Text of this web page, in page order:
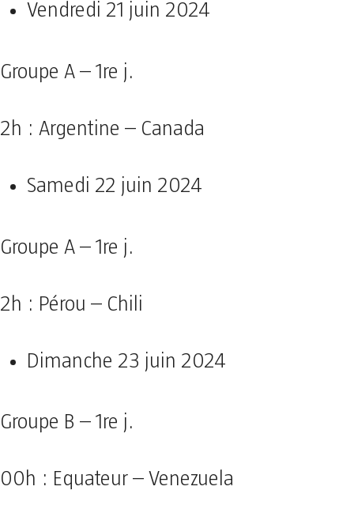
Vendredi 21 juin 2024
Groupe A – 1re j.
2h : Argentine – Canada
Samedi 22 juin 2024
Groupe A – 1re j.
2h : Pérou – Chili
Dimanche 23 juin 2024
Groupe B – 1re j.
00h : Equateur – Venezuela